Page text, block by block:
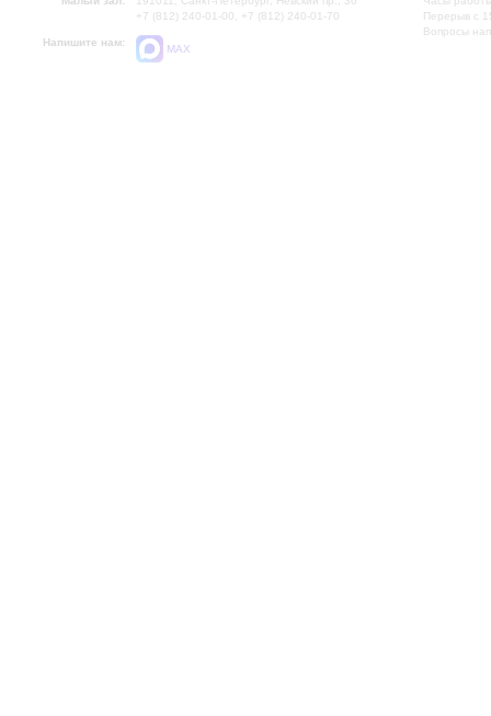
+7 (812) 240-01-00, +7 (812) 240-01-70
Напишите нам:
MAX
Перерыв с
Вопросы